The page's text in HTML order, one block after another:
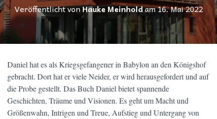
Veröffentlicht vonHauke Meinholdam16. Mai 2022
Daniel hat es als Kriegsgefangener in Babylon an den Königshof
gebracht. Dort hat er viele Neider, er wird herausgefordert und auf
die Probe gestellt. Das Buch Daniel bietet spannende
Geschichten, Träume und Visionen. Es geht um Macht und
Größenwahn, Intrigen und Treue, Aufstieg und Untergang von